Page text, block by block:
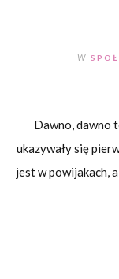
W
Dawno, dawno
ukazywały się
jest w powijakach,